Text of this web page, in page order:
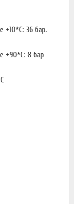
+10*С: 36 бар.
+90*С: 8 бар